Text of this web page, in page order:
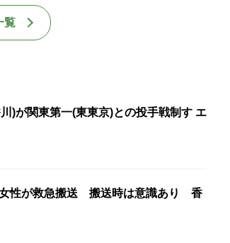
覧
)が関東第一(東東京)との投手戦制す エ
女性が救急搬送 搬送時は意識あり 香